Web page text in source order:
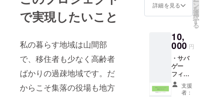
で実現したいこと
私の暮らす地域は山間部
で、移住者も少なく高齢者
ばかりの過疎地域です。だ
からこそ集落の役場も地方
の創作
に自主
制作漫
画誌展
示即売
会「コ
ミティ
ア」で
販売し
日ま
で）で
す。
1月1日
より
フィー
ルド予
約受付
開始と
なりま
す。 ・
詳細を見る ン
を
選
択
す
る
10,
000 円
・サバ
ゲー
フィー
ルドの
利用権
支援
者：